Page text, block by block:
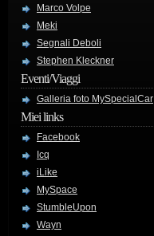
Marco Volpe
Meki
Segnali Deboli
Stephen Kleckner
Eventi/Viaggi
Galleria foto MySpecialCar
Miei links
Facebook
Icq
iLike
MySpace
StumbleUpon
Wayn